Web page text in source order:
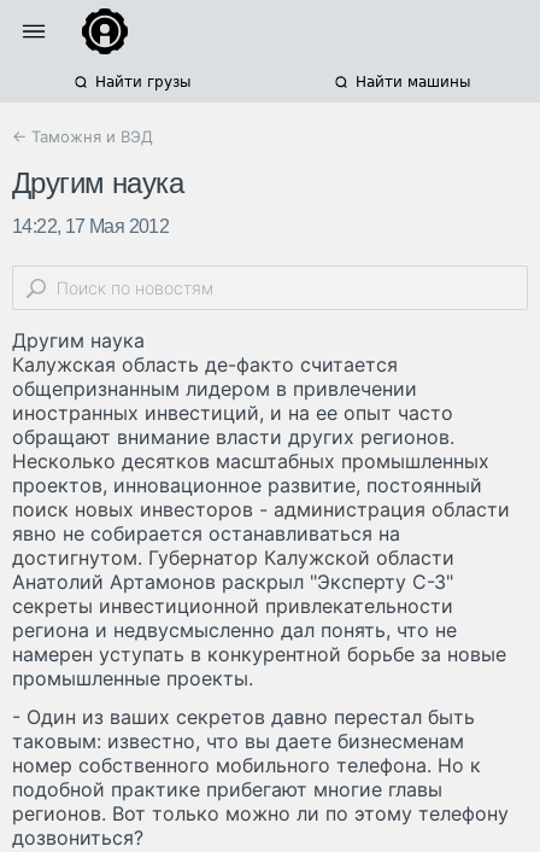
Найти грузы Найти машины
← Таможня и ВЭД
Другим наука
14:22, 17 Мая 2012
Другим наука
Калужская область де-факто считается
общепризнанным лидером в привлечении
иностранных инвестиций, и на ее опыт часто
обращают внимание власти других регионов.
Несколько десятков масштабных промышленных
проектов, инновационное развитие, постоянный
поиск новых инвесторов - администрация области
явно не собирается останавливаться на
достигнутом. Губернатор Калужской области
Анатолий Артамонов раскрыл "Эксперту С-З"
секреты инвестиционной привлекательности
региона и недвусмысленно дал понять, что не
намерен уступать в конкурентной борьбе за новые
промышленные проекты.
- Один из ваших секретов давно перестал быть
таковым: известно, что вы даете бизнесменам
номер собственного мобильного телефона. Но к
подобной практике прибегают многие главы
регионов. Вот только можно ли по этому телефону
дозвониться?